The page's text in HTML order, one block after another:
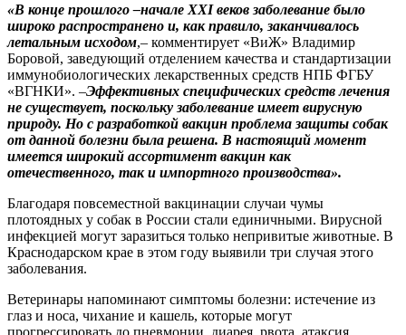
«В конце прошлого –начале XXI веков заболевание было
широко распространено и, как правило, заканчивалось
летальным исходом,– комментирует «ВиЖ» Владимир
Боровой, заведующий отделением качества и стандартизации
иммунобиологических лекарственных средств НПБ ФГБУ
«ВГНКИ». –Эффективных специфических средств лечения
не существует, поскольку заболевание имеет вирусную
природу. Но с разработкой вакцин проблема защиты собак
от данной болезни была решена. В настоящий момент
имеется широкий ассортимент вакцин как
отечественного, так и импортного производства».
Благодаря повсеместной вакцинации случаи чумы
плотоядных у собак в России стали единичными. Вирусной
инфекцией могут заразиться только непривитые животные. В
Краснодарском крае в этом году выявили три случая этого
заболевания.
Ветеринары напоминают симптомы болезни: истечение из
глаз и носа, чихание и кашель, которые могут
прогрессировать до пневмонии, диарея, рвота, атаксия,